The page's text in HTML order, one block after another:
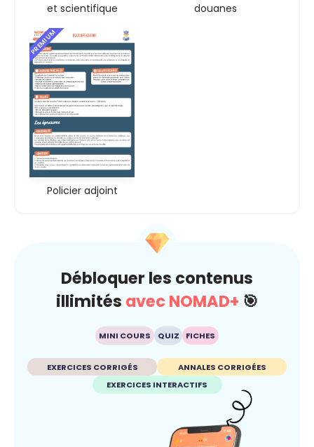
et scientifique
douanes
PREMIUM
Policier adjoint
Débloquer les contenus
illimités avec NOMAD+ 🎯
MINI COURS QUIZ FICHES
EXERCICES CORRIGÉS
ANNALES CORRIGÉES
EXERCICES INTERACTIFS